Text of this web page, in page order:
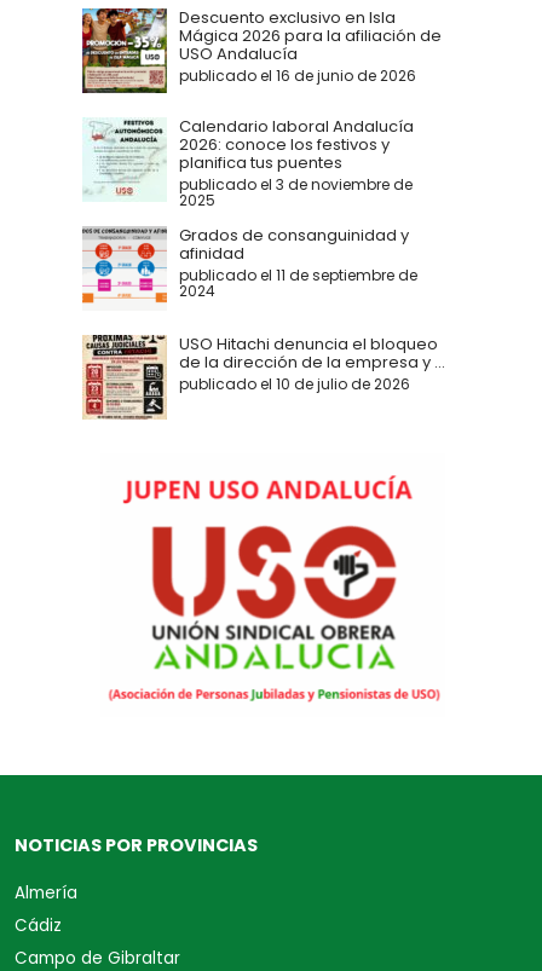
Descuento exclusivo en Isla
Mágica 2026 para la afiliación de
USO Andalucía
publicado el 16 de junio de 2026
Calendario laboral Andalucía
2026: conoce los festivos y
planifica tus puentes
publicado el 3 de noviembre de
2025
Grados de consanguinidad y
afinidad
publicado el 11 de septiembre de
2024
USO Hitachi denuncia el bloqueo
de la dirección de la empresa y ...
publicado el 10 de julio de 2026
NOTICIAS POR PROVINCIAS
Almería
Cádiz
Campo de Gibraltar